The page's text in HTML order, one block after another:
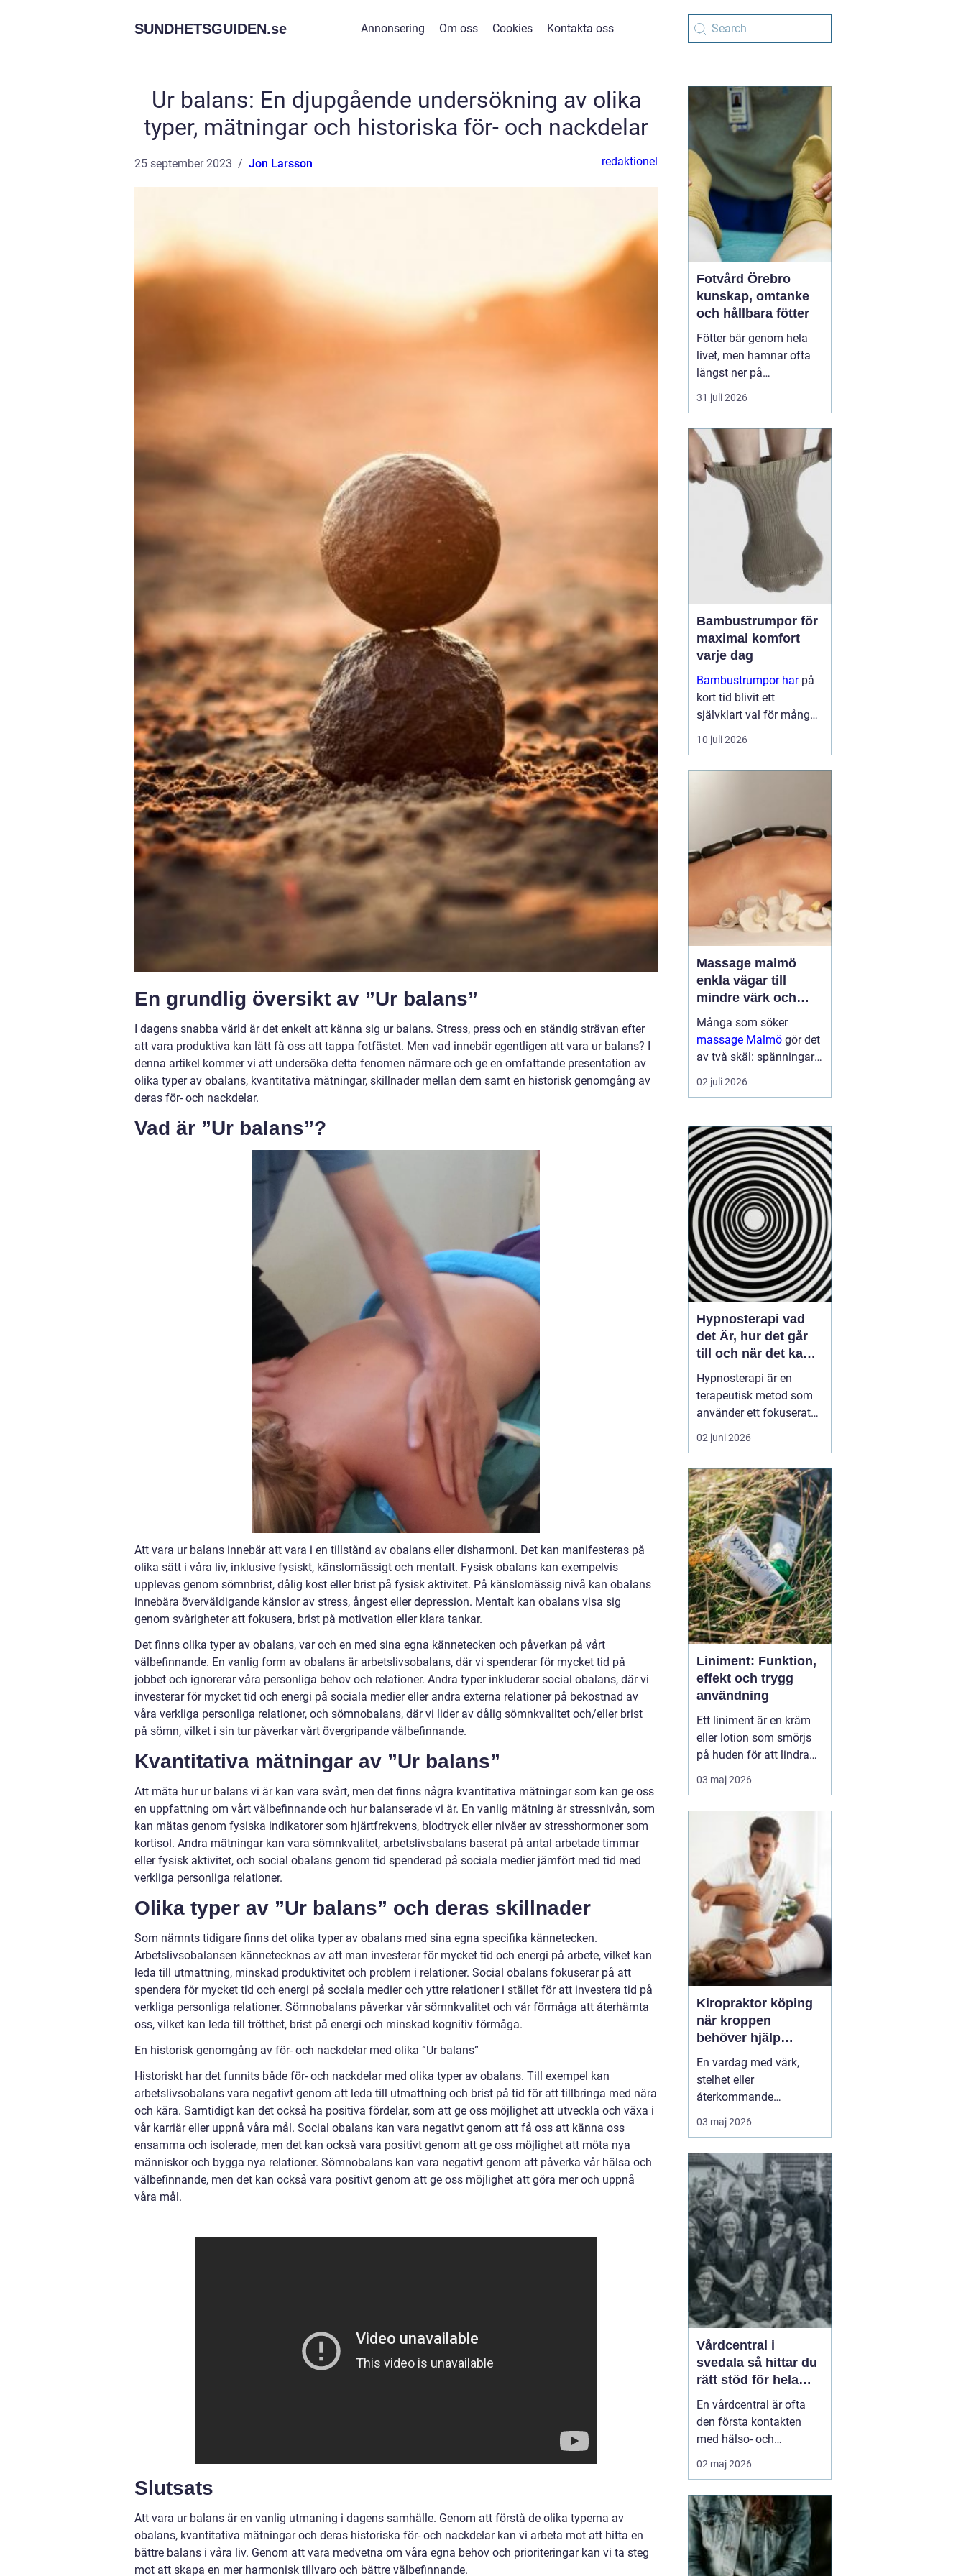
SUNDHETSGUIDEN.se Annonsering Om oss Cookies Kontakta oss
Ur balans: En djupgående undersökning av olika
typer, mätningar och historiska för- och nackdelar
25 september 2023 Jon Larsson redaktionel
En grundlig översikt av ”Ur balans”
I dagens snabba värld är det enkelt att känna sig ur balans. Stress, press och en ständig strävan efter
att vara produktiva kan lätt få oss att tappa fotfästet. Men vad innebär egentligen att vara ur balans? I
denna artikel kommer vi att undersöka detta fenomen närmare och ge en omfattande presentation av
olika typer av obalans, kvantitativa mätningar, skillnader mellan dem samt en historisk genomgång av
deras för- och nackdelar.
Vad är ”Ur balans”?
Att vara ur balans innebär att vara i en tillstånd av obalans eller disharmoni. Det kan manifesteras på
olika sätt i våra liv, inklusive fysiskt, känslomässigt och mentalt. Fysisk obalans kan exempelvis
upplevas genom sömnbrist, dålig kost eller brist på fysisk aktivitet. På känslomässig nivå kan obalans
innebära överväldigande känslor av stress, ångest eller depression. Mentalt kan obalans visa sig
genom svårigheter att fokusera, brist på motivation eller klara tankar.
Det finns olika typer av obalans, var och en med sina egna kännetecken och påverkan på vårt
välbefinnande. En vanlig form av obalans är arbetslivsobalans, där vi spenderar för mycket tid på
jobbet och ignorerar våra personliga behov och relationer. Andra typer inkluderar social obalans, där vi
investerar för mycket tid och energi på sociala medier eller andra externa relationer på bekostnad av
våra verkliga personliga relationer, och sömnobalans, där vi lider av dålig sömnkvalitet och/eller brist
på sömn, vilket i sin tur påverkar vårt övergripande välbefinnande.
Kvantitativa mätningar av ”Ur balans”
Att mäta hur ur balans vi är kan vara svårt, men det finns några kvantitativa mätningar som kan ge oss
en uppfattning om vårt välbefinnande och hur balanserade vi är. En vanlig mätning är stressnivån, som
kan mätas genom fysiska indikatorer som hjärtfrekvens, blodtryck eller nivåer av stresshormoner som
kortisol. Andra mätningar kan vara sömnkvalitet, arbetslivsbalans baserat på antal arbetade timmar
eller fysisk aktivitet, och social obalans genom tid spenderad på sociala medier jämfört med tid med
verkliga personliga relationer.
Olika typer av ”Ur balans” och deras skillnader
Som nämnts tidigare finns det olika typer av obalans med sina egna specifika kännetecken.
Arbetslivsobalansen kännetecknas av att man investerar för mycket tid och energi på arbete, vilket kan
leda till utmattning, minskad produktivitet och problem i relationer. Social obalans fokuserar på att
spendera för mycket tid och energi på sociala medier och yttre relationer i stället för att investera tid på
verkliga personliga relationer. Sömnobalans påverkar vår sömnkvalitet och vår förmåga att återhämta
oss, vilket kan leda till trötthet, brist på energi och minskad kognitiv förmåga.
En historisk genomgång av för- och nackdelar med olika ”Ur balans”
Historiskt har det funnits både för- och nackdelar med olika typer av obalans. Till exempel kan
arbetslivsobalans vara negativt genom att leda till utmattning och brist på tid för att tillbringa med nära
och kära. Samtidigt kan det också ha positiva fördelar, som att ge oss möjlighet att utveckla och växa i
vår karriär eller uppnå våra mål. Social obalans kan vara negativt genom att få oss att känna oss
ensamma och isolerade, men det kan också vara positivt genom att ge oss möjlighet att möta nya
människor och bygga nya relationer. Sömnobalans kan vara negativt genom att påverka vår hälsa och
välbefinnande, men det kan också vara positivt genom att ge oss möjlighet att göra mer och uppnå
våra mål.
Slutsats
Att vara ur balans är en vanlig utmaning i dagens samhälle. Genom att förstå de olika typerna av
obalans, kvantitativa mätningar och deras historiska för- och nackdelar kan vi arbeta mot att hitta en
bättre balans i våra liv. Genom att vara medvetna om våra egna behov och prioriteringar kan vi ta steg
mot att skapa en mer harmonisk tillvaro och bättre välbefinnande.
Fotvård Örebro
kunskap, omtanke
och hållbara fötter
Fötter bär genom hela
livet, men hamnar ofta
längst ner på
prioriteringslistan.
Många söker hjälp först
påverkar vardagen.
Samtidigt visar
erfarenhet från
fotvårdskliniker i och
omkring Örebro att
regelbunden fotvård kan
förebygga e...
31 juli 2026
Bambustrumpor för
maximal komfort
varje dag
Bambustrumpor harpå
kort tid blivit ett
självklart val för många
som vill kombinera
komfort, funktion och
10 juli 2026
Massage malmö
enkla vägar till
mindre värk och
mer energi
Många som söker
massage Malmö gör det
av två skäl: spänningar
och smärta har blivit för
mycket, eller behovet av
sig starkare än
vardagens tempo.
Samtidigt kan utbudet
kän...
02 juli 2026
Hypnosterapi vad
det Är, hur det går
till och när det kan
hjälpa
Hypnosterapi är en
terapeutisk metod som
använder ett fokuserat
och avslappnat
sinnestillstånd för att
undermedvetna. Genom
att kombinera
samtalsterapi med
hypnos kan människor
förändra reaktioner,
känslor och beteenden
som läng...
02 juni 2026
Liniment: Funktion,
effekt och trygg
användning
Ett liniment är en kräm
eller lotion som smörjs
på huden för att lindra
muskelvärk, stelhet och
ibland också ledbesvär.
ämnen som stimulerar
blodcirkulationen och
03 maj 2026
Kiropraktor köping
när kroppen
behöver hjälp
tillbaka
En vardag med värk,
stelhet eller
återkommande
huvudvärk tär på både
ork och humör. Många
besvär och tänker att det
går nog över. Ofta gör
det inte det. En
legitimerad kiropraktor
kan hjälpa kroppen att
återfå rörlighet, minska
smä...
03 maj 2026
Vårdcentral i
svedala så hittar du
rätt stöd för hela
familjen
En vårdcentral är ofta
den första kontakten
med hälso- och
sjukvården. För många i
Svedala handlar valet
plats där både barn,
vuxna och äldre får hjälp
under samma tak. I en
tid med högt tempo och
02 maj 2026